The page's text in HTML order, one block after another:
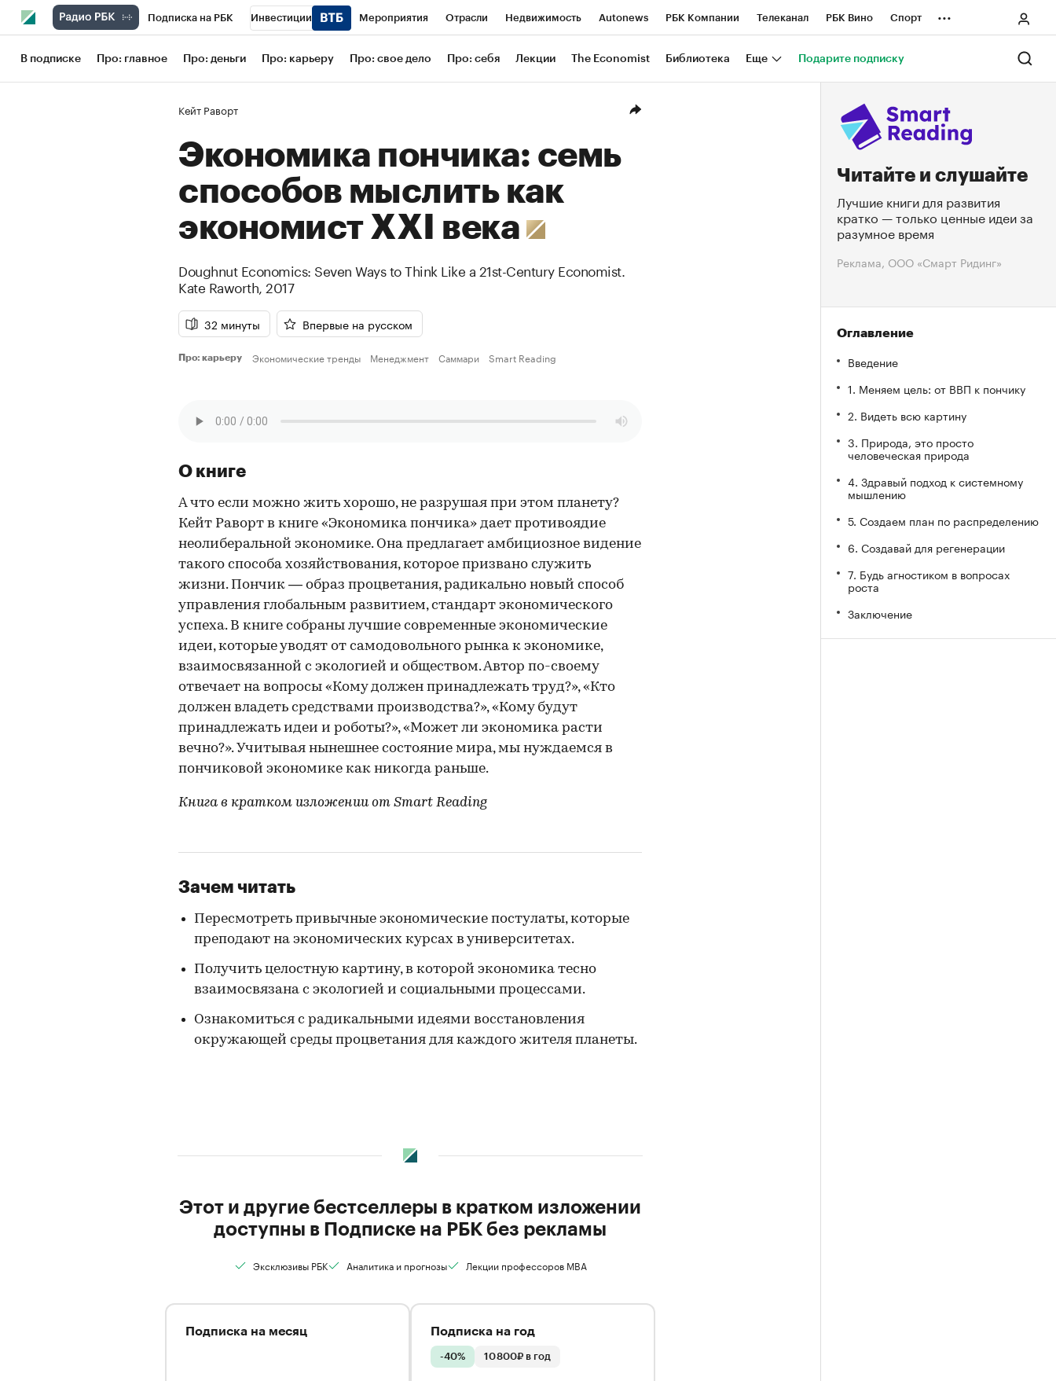
Подписка на РБК Инвестиции Мероприятия Отрасли Недвижимость Autonews РБК Компании Телеканал РБК Вино Спорт
Школа управления РБК РБК Образование РБК Life Тренды Визионеры Национальные проекты Город
Финансы
Рынок наличной валюты
...
В подписке Про: главное Про: деньги Про: карьеру Про: свое дело Про: себя Лекции The Economist Библиотека Еще Подарите подписку
Кейт Раворт
Экономика пончика: семь
способов мыслить как
экономист XXI века
Doughnut Economics: Seven Ways to Think Like a 21st-Century Economist.
Kate Raworth 2017
32 минуты Впервые на русском
Про: карьеру Экономические тренды Менеджмент Саммари Smart Reading
О книге
А что если можно жить хорошо, не разрушая при этом планету?
Кейт Раворт в книге «Экономика пончика» дает противоядие
неолиберальной экономике. Она предлагает амбициозное видение
такого способа хозяйствования, которое призвано служить
жизни. Пончик — образ процветания, радикально новый способ
управления глобальным развитием, стандарт экономического
успеха. В книге собраны лучшие современные экономические
идеи, которые уводят от самодовольного рынка к экономике,
взаимосвязанной с экологией и обществом. Автор по-своему
отвечает на вопросы «Кому должен принадлежать труд?», «Кто
должен владеть средствами производства?», «Кому будут
принадлежать идеи и роботы?», «Может ли экономика расти
вечно?». Учитывая нынешнее состояние мира, мы нуждаемся в
пончиковой экономике как никогда раньше.
Книга в кратком изложении от Smart Reading
Зачем читать
Пересмотреть привычные экономические постулаты, которые
преподают на экономических курсах в университетах.
Получить целостную картину, в которой экономика тесно
взаимосвязана с экологией и социальными процессами.
Ознакомиться с радикальными идеями восстановления
окружающей среды процветания для каждого жителя планеты.
Этот и другие бестселлеры в кратком изложении
доступны в Подписке на РБК без рекламы
Эксклюзивы РБК Аналитика и прогнозы Лекции профессоров MBA
Подписка на месяц Подписка на год
-40% 10 800₽ в год
Читайте и слушайте
Лучшие книги для развития
кратко — только ценные идеи за
разумное время
Реклама, ООО «Смарт Ридинг»
Оглавление
Введение
1. Меняем цель: от ВВП к пончику
2. Видеть всю картину
3. Природа, это просто
человеческая природа
4. Здравый подход к системному
мышлению
5. Создаем план по распределению
6. Создавай для регенерации
7. Будь агностиком в вопросах
роста
Заключение